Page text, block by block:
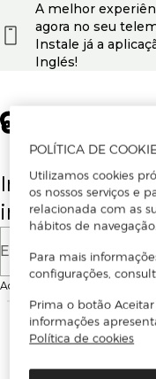
Insira o seu
iniciar sessão.
E-mail
Ao continuar, aceitas as
A melhor
agora no seu
Instale já a
Inglés!
POLÍTICA DE
Utilizamos cookies
os nossos serviços e
relacionada com as
hábitos de navegação.
Para mais
configurações,
Prima o botão
informações
Política de cookies